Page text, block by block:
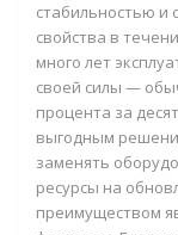
стабильностью и
свойства в
много лет
своей силы —
процента за
выгодным
заменять
ресурсы на
преимуществом